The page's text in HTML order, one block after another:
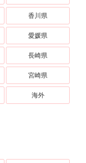
香川県
愛媛県
長崎県
宮崎県
海外